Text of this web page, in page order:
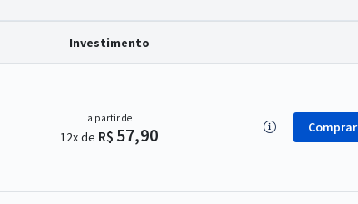
Investimento
a partir de
12x de R$ 57,90 Comprar